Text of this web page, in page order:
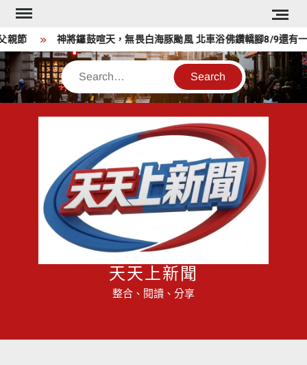
Skip
content
神將鑼鼓喧天，無畏白海豚颱風 北車浴佛鑽轎腳8/9還有一天
Search
天天上新聞
整合、閱讀、分享